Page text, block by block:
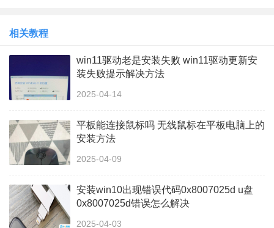
相关教程
win11驱动老是安装失败 win11驱动更新安
装失败提示解决方法
2025-04-14
平板能连接鼠标吗 无线鼠标在平板电脑上的
安装方法
2025-04-09
安装win10出现错误代码0x8007025d u盘
0x8007025d错误怎么解决
2025-04-03